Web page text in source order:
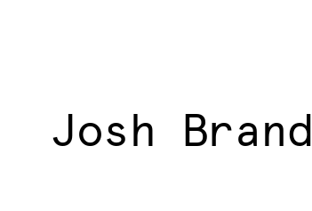
Josh Brand